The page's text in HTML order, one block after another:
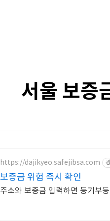
서울 보증
https://dajikyeo.safejibsa.com
보증금 위험 즉시 확인
주소와 보증금 입력하면 등기부